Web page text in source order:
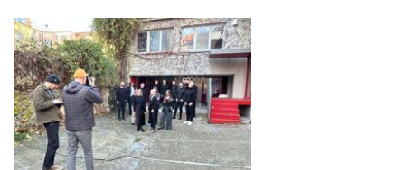
Rohan Design District je za
námi
16.09.2024
První ročník festivalu Rohan Design District právě
skončil. Moc děkujeme za přizvání a vám všem za
účast!
více